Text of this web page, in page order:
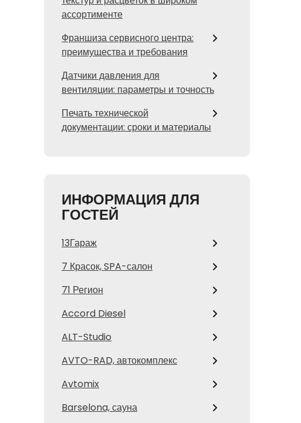
ассортименте
Франшиза сервисного центра:
преимущества и требования
Датчики давления для
вентиляции: параметры и точность
Печать технической
документации: сроки и материалы
ИНФОРМАЦИЯ ДЛЯ
ГОСТЕЙ
13Гараж
7 Красок, SPA-салон
71 Регион
Accord Diesel
ALT-Studio
AVTO-RAD, автокомплекс
Avtomix
Barselona, сауна